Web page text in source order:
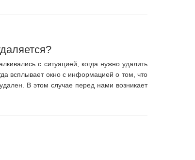
с ситуацией, когда нужно удалить
всплывает окно с информацией о том, что
В этом случае перед нами возникает